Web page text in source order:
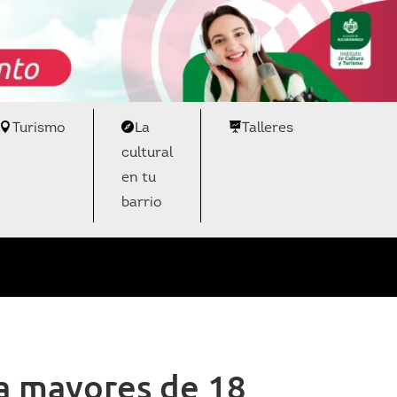
Turismo
La
cultural
en tu
barrio
Talleres
mayores de 18